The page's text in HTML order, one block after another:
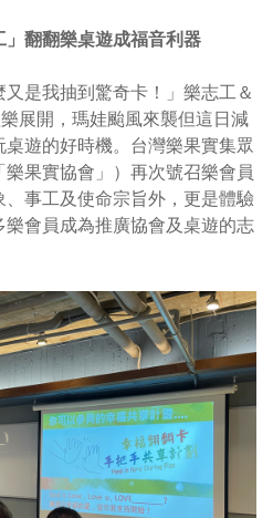
」翻翻樂桌遊成福音利器
又是我抽到驚奇卡！」樂志工＆
展開，瑪娃颱風來襲但這日減
遊的好時機。台灣樂果實集眾
果實協會」）再次號召樂會員
事工及使命宗旨外，更是體驗
樂會員成為推廣協會及桌遊的志